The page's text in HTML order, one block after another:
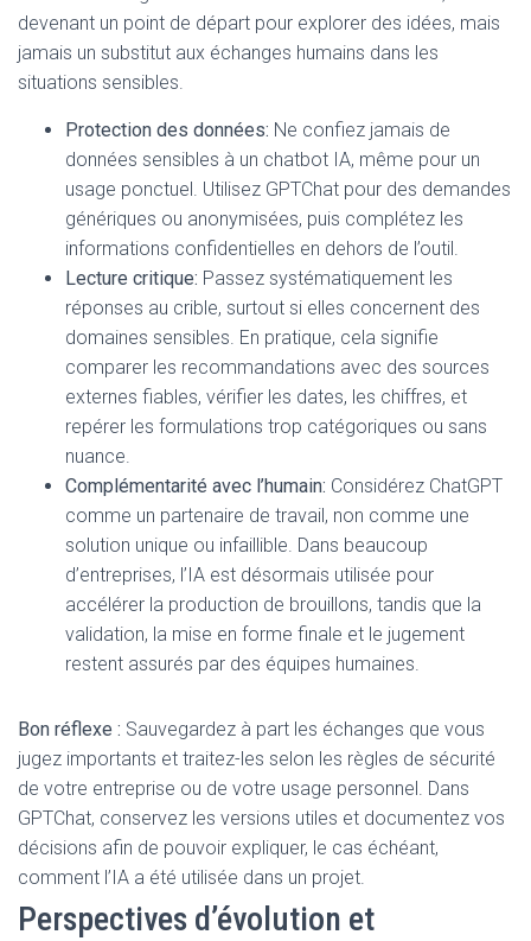
devenant un point de départ pour explorer des idées, mais
jamais un substitut aux échanges humains dans les
situations sensibles.
Protection des données: Ne confiez jamais de
données sensibles à un chatbot IA, même pour un
usage ponctuel. Utilisez GPTChat pour des demandes
génériques ou anonymisées, puis complétez les
informations confidentielles en dehors de l’outil.
Lecture critique: Passez systématiquement les
réponses au crible, surtout si elles concernent des
domaines sensibles. En pratique, cela signifie
comparer les recommandations avec des sources
externes fiables, vérifier les dates, les chiffres, et
repérer les formulations trop catégoriques ou sans
nuance.
Complémentarité avec l’humain: Considérez ChatGPT
comme un partenaire de travail, non comme une
solution unique ou infaillible. Dans beaucoup
d’entreprises, l’IA est désormais utilisée pour
accélérer la production de brouillons, tandis que la
validation, la mise en forme finale et le jugement
restent assurés par des équipes humaines.
Bon réflexe : Sauvegardez à part les échanges que vous
jugez importants et traitez-les selon les règles de sécurité
de votre entreprise ou de votre usage personnel. Dans
GPTChat, conservez les versions utiles et documentez vos
décisions afin de pouvoir expliquer, le cas échéant,
comment l’IA a été utilisée dans un projet.
Perspectives d’évolution et